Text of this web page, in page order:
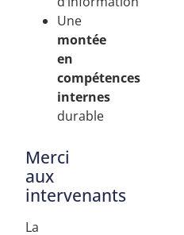
Une
montée
en
compétences
internes
durable
Merci
aux
intervenants
La